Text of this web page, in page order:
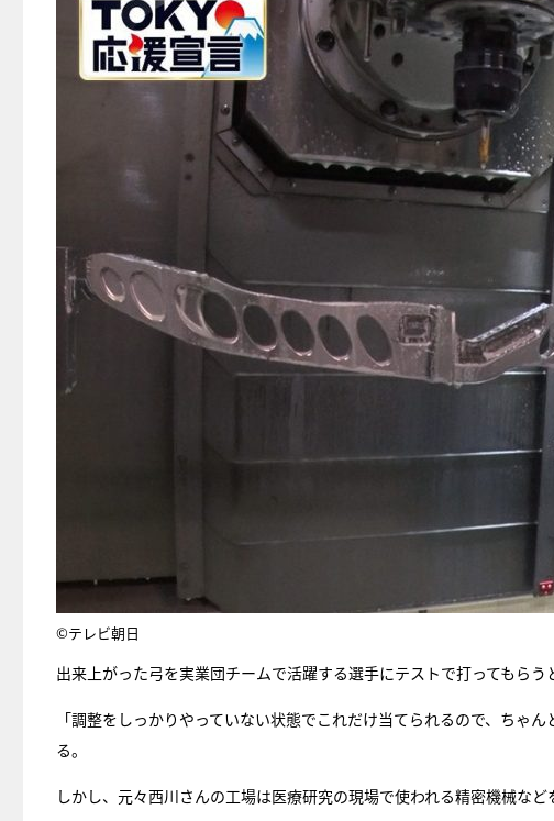
©テレビ朝日
出来上がった弓を実業団チームで活躍する選手にテストで打ってもらう
「調整をしっかりやっていない状態でこれだけ当てられるので、ちゃ
る。
しかし、元々西川さんの工場は医療研究の現場で使われる精密機械など